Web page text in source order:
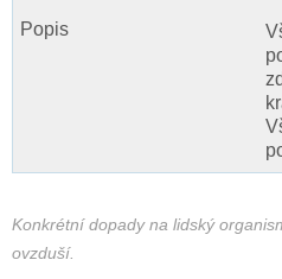
Konkrétní dopady na lidský
ovzduší.